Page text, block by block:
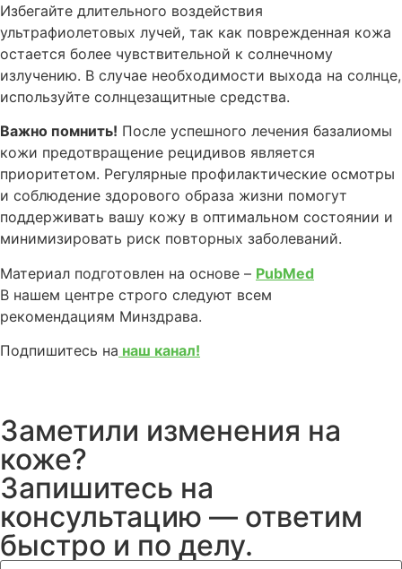
Избегайте длительного воздействия
ультрафиолетовых лучей, так как поврежденная кожа
остается более чувствительной к солнечному
излучению. В случае необходимости выхода на солнце,
используйте солнцезащитные средства.
Важно помнить! После успешного лечения базалиомы
кожи предотвращение рецидивов является
приоритетом. Регулярные профилактические осмотры
и соблюдение здорового образа жизни помогут
поддерживать вашу кожу в оптимальном состоянии и
минимизировать риск повторных заболеваний.
Материал подготовлен на основе – PubMed
В нашем центре строго следуют всем
рекомендациям Минздрава.
Подпишитесь на наш канал!
Заметили изменения на
коже?
Запишитесь на
консультацию — ответим
быстро и по делу.